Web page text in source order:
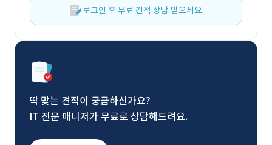
로그인 후 무료 견적 상담 받으세요.
딱 맞는 견적이 궁금하신가요?
IT 전문 매니저가 무료로 상담해드려요.